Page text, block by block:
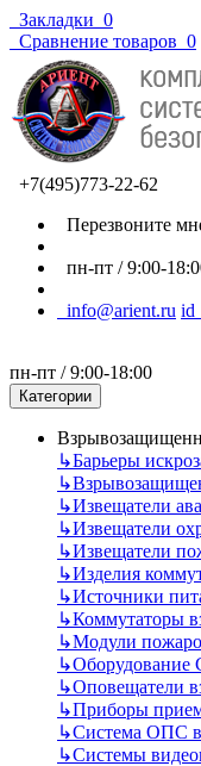
Закладки 0
Сравнение товаров 0
+7(495)773-22-62
Перезвоните
пн-пт / 9:00-
info@arient.ru
пн-пт / 9:00-18:00
Категории
↳Барьеры
↳
↳Извещатели
↳Извещатели
↳Извещатели
↳Изделия
↳Источники
↳Коммутаторы
↳Модули
↳
↳Оповещатели
↳Приборы
↳Система ОПС
↳Системы